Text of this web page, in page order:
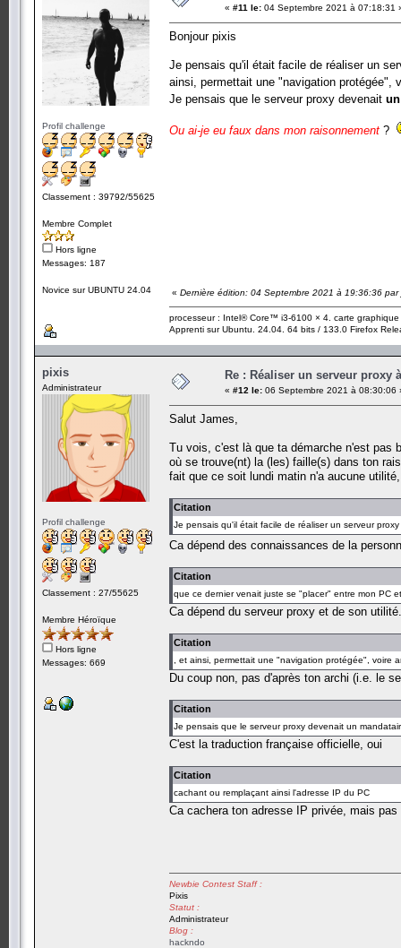
Profil challenge
Classement : 39792/55625
Membre Complet
Hors ligne
Messages: 187
Novice sur UBUNTU 24.04
« #11 le: 04 Septembre 2021 à 07:18:31
Bonjour pixis
Je pensais qu'il était facile de réaliser un
ainsi, permettait une "navigation protégée",
Je pensais que le serveur proxy devenait
Ou ai-je eu faux dans mon raisonnement ?
« Dernière édition: 04 Septembre 2021 à 19:36:36 par
processeur : Intel® Core™ i3-6100 × 4. carte
Apprenti sur Ubuntu. 24.04. 64 bits / 133.0 Firefox
pixis
Administrateur
Profil challenge
Classement : 27/55625
Membre Héroïque
Hors ligne
Messages: 669
Re : Réaliser un serveur proxy
« #12 le: 06 Septembre 2021 à 08:30:06
Salut James,
Tu vois, c'est là que ta démarche n'est pas
où se trouve(nt) la (les) faille(s) dans ton
fait que ce soit lundi matin n'a aucune
Citation
Je pensais qu'il était facile de réaliser un serveur proxy
Ca dépend des connaissances de la
Citation
que ce dernier venait juste se "placer" entre mon PC
Ca dépend du serveur proxy et de son
Citation
, et ainsi, permettait une "navigation protégée", voire
Du coup non, pas d'après ton archi (i.e. le
Citation
Je pensais que le serveur proxy devenait un
C'est la traduction française officielle, oui
Citation
cachant ou remplaçant ainsi l'adresse IP du PC
Ca cachera ton adresse IP privée, mais
Newbie Contest Staff :
Pixis
Statut :
Administrateur
Blog :
hackndo